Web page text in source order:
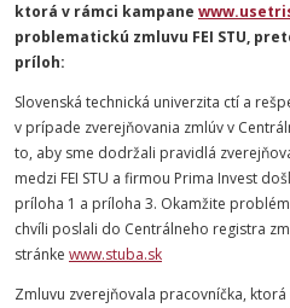
ktorá v rámci kampane
problematickú zmluvu FEI STU,
príloh:
Slovenská technická univerzita ctí a
v prípade zverejňovania zmlúv v
to, aby sme dodržali pravidlá
medzi FEI STU a firmou Prima Invest
príloha 1 a príloha 3. Okamžite
chvíli poslali do Centrálneho registra
stránke www.stuba.sk
Zmluvu zverejňovala pracovníčka,